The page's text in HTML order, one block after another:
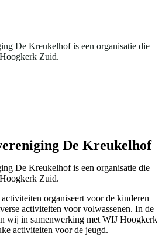
De Kreukelhof is een organisatie die
Zuid.
De Kreukelhof
De Kreukelhof is een organisatie die
Zuid.
organiseert voor de kinderen
activiteiten voor volwassenen. In de
wij in samenwerking met WIJ Hoogkerk
activiteiten voor de jeugd.